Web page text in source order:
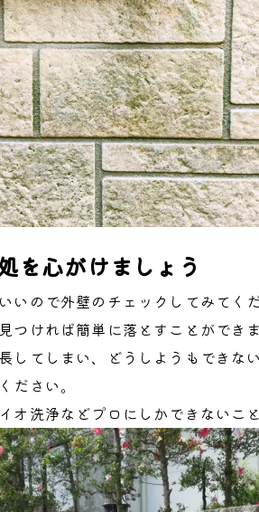
を心がけましょう
いので外壁のチェックしてみてくだ
つければ簡単に落とすことができま
してしまい、どうしようもできな
ださい。
オ洗浄などプロにしかできないこ